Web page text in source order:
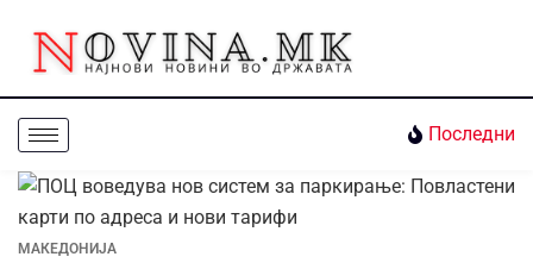
Последни
МАКЕДОНИЈА